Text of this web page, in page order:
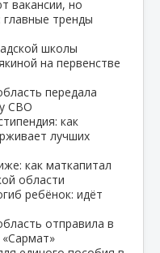
вакансии, но
тренды
школы
на первенстве
передала
СВО
как
лучших
как маткапитал
области
ребёнок: идёт
отправила в